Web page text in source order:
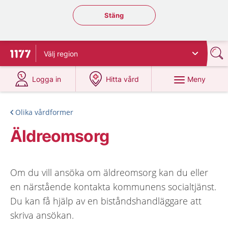
Stäng regionsväljaren
Stäng
Till startsidan för 1177
Välj region
Logga in
på 1177.se
Hitta vård
på 1177.se
Meny
Olika vårdformer
Äldreomsorg
Om du vill ansöka om äldreomsorg kan du eller
en närstående kontakta kommunens socialtjänst.
Du kan få hjälp av en biståndshandläggare att
skriva ansökan.